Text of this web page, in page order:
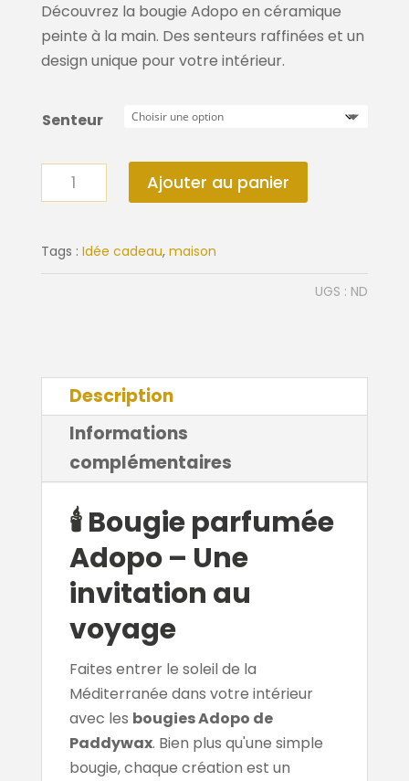
Découvrez la bougie Adopo en céramique
peinte à la main. Des senteurs raffinées et un
design unique pour votre intérieur.
Senteur
quantité
de
Adopo
Ajouter au panier
Tags : Idée cadeau, maison
UGS : ND
Description
Informations
complémentaires
🕯️ Bougie parfumée
Adopo – Une
invitation au
voyage
Faites entrer le soleil de la
Méditerranée dans votre intérieur
avec les bougies Adopo de
Paddywax. Bien plus qu'une simple
bougie, chaque création est un